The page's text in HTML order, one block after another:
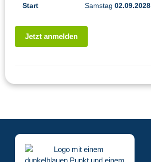
Start Samstag 02.09.2028
Jetzt anmelden